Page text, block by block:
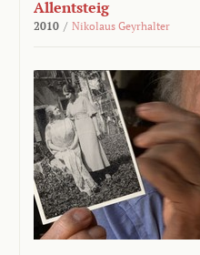
Allentsteig
2010 / Nikolaus Geyrhalter